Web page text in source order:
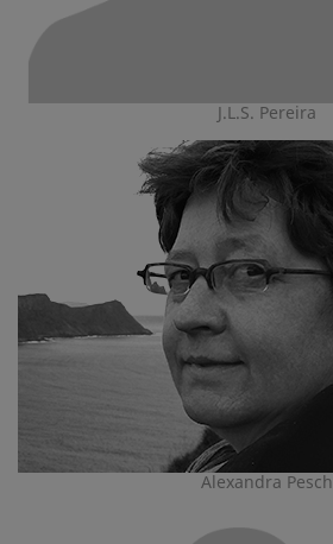
J.L.S. Pereira
Alexandra Pesch